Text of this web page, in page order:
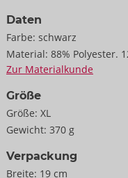
Daten
Farbe: schwarz
Material: 88% Polyester.
Zur Materialkunde
Größe
Größe: XL
Gewicht: 370 g
Verpackung
Breite: 19 cm